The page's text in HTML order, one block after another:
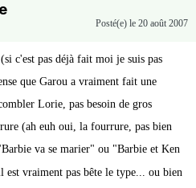
Posté(e) le 20 août 2007
c'est pas déjà fait moi je suis pas
que Garou a vraiment fait une
Lorie, pas besoin de gros
(ah euh oui, la fourrure, pas bien
va se marier" ou "Barbie et Ken
vraiment pas bête le type... ou bien